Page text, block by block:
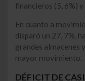
financieros (5, 6%)
En cuanto a
disparó un 27, 7%,
grandes almacenes
mayor movimiento.
DÉFICIT DE